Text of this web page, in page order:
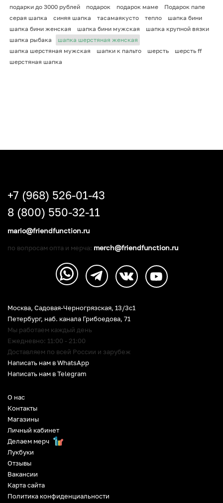
подарки до 3000 рублей
подарок подарок маме
Подарок папе
серая шапка
синяя шапка тасамаякусто тепло
шапка бини
шапка бини женская
шапка бини мужская
шапка крупной вязки
шапка рыбака
шапка шерстяная женская
шапка шерстяная мужская
шапки к пальто шерсть
шерсть ff
шерстяная шапка
О нас
Контакты
Магазины
Личный кабинет
Делаем мерч
Лукбуки
Отзывы
Вакансии
Карта сайта
Политика конфиденциальности
Москва, Садовая-Черногрязская, 13/3c1
Петербург, наб. канала Грибоедова, 71
Мы работаем каждый день
Ежедневно: 11:00 - 21:00
Доставляем по всей России и зарубеж
Написать нам в WhatsApp
Написать нам в Telegram
+7 (968) 526-01-43
8 (800) 550-32-11
mario@friendfunction.ru
по вопросам опта и мерча: merch@friendfunction.ru